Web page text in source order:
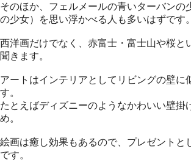
そのほか、フェルメールの青いターバンの
の少女）を思い浮かべる人も多いはずです。
西洋画だけでなく、赤富士・富士山や桜と
聞きます。
アートはインテリアとしてリビングの壁に
す。
たとえばディズニーのようなかわいい壁掛
め。
絵画は癒し効果もあるので、プレゼントと
です。